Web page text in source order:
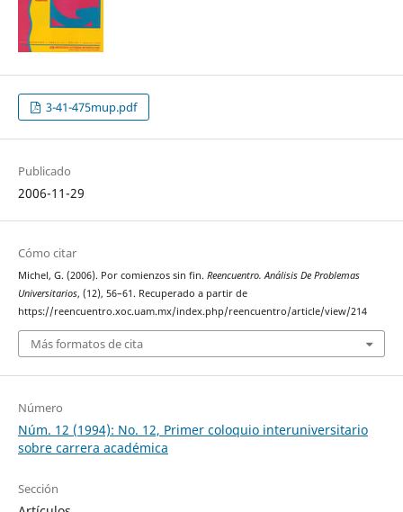
3-41-475mup.pdf
Publicado
2006-11-29
Cómo citar
Michel, G. (2006). Por comienzos sin fin. Reencuentro. Análisis De Problemas
Universitarios, (12), 56–61. Recuperado a partir de
https://reencuentro.xoc.uam.mx/index.php/reencuentro/article/view/214
Más formatos de cita
Número
Núm. 12 (1994): No. 12, Primer coloquio interuniversitario
sobre carrera académica
Sección